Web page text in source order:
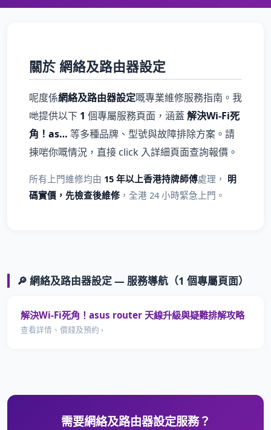
關於 網絡及路由器設定
呢度係網絡及路由器設定嘅專業維修服務指南。我
哋提供以下 1 個專屬服務頁面，涵蓋解決Wi-Fi死
角！as… 等多種品牌、型號與故障排除方案。請
揀啱你嘅情況，直接 click 入詳細頁面查詢報價。
所有上門維修均由 15 年以上香港持牌師傅處理， 明
碼實價，先檢查後維修 ，全港 24 小時緊急上門。
🔎 網絡及路由器設定 — 服務導航（1 個專屬頁面）
解決Wi-Fi死角！asus router 天線升級與疑難排解攻略
查看詳情、價錢及預約 ›
需要網絡及路由器設定服務？